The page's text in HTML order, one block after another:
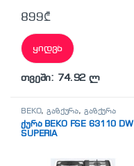
899₾
ყიდვა
თვეში: 74.92 ლ
BEKO,გაზქურა, გაზქურა
ქურა BEKO FSE 63110 DW
SUPERIA